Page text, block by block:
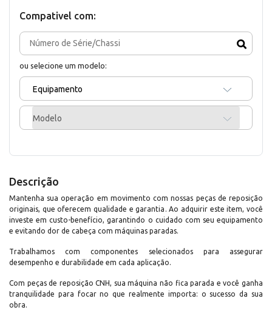
Compativel com:
ou selecione um modelo:
Equipamento
Modelo
Descrição
Mantenha sua operação em movimento com nossas peças de reposição
originais, que oferecem qualidade e garantia. Ao adquirir este item, você
investe em custo-benefício, garantindo o cuidado com seu equipamento
e evitando dor de cabeça com máquinas paradas.
Trabalhamos com componentes selecionados para assegurar
desempenho e durabilidade em cada aplicação.
Com peças de reposição CNH, sua máquina não fica parada e você ganha
tranquilidade para focar no que realmente importa: o sucesso da sua
obra.